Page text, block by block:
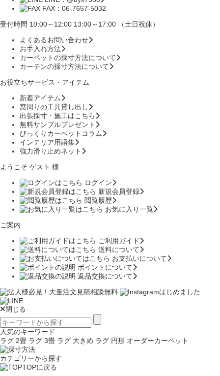
FAX：06-7657-5032
受付時間 10:00～12:00 13:00～17:00 （土日祝休）
よくあるお問い合わせ
お手入れ方法
カーペットの採寸方法について
カーテンの採寸方法について
お役立ちサービス・アイテム
新着アイテム
窓周りの工具貸し出し
出張採寸・施工はこちら
無料サンプルプレゼント
びっくりカーペットコラム
インテリア用語集
強力滑り止めネット
ようこそ ゲスト 様
ログイン
新規会員登録
閲覧履歴
お気に入り一覧
ご案内
ご利用ガイド
送料について
お支払いについて
ポイントについて
返品交換について
閉じる
人気のキーワード
ラグ 2畳 ラグ 3畳 ラグ 大きめ ラグ 円形 オーダーカーペット
カテゴリーから探す
TOPに戻る